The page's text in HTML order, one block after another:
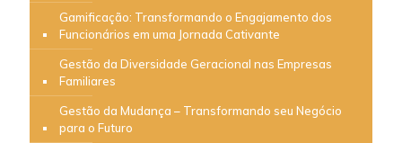
Gamificação: Transformando o Engajamento dos
Funcionários em uma Jornada Cativante
Gestão da Diversidade Geracional nas Empresas
Familiares
Gestão da Mudança – Transformando seu Negócio
para o Futuro